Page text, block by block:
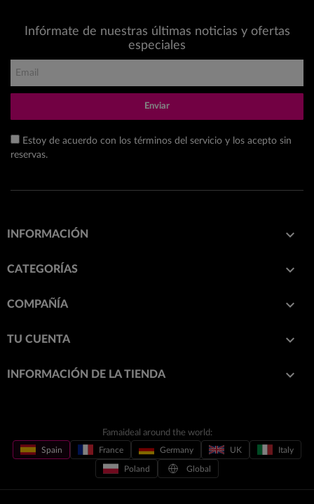
Infórmate de nuestras últimas noticias y ofertas
especiales
Enviar
Estoy de acuerdo con los términos del servicio y los acepto sin
reservas.
INFORMACIÓN 
CATEGORÍAS 
COMPAÑÍA 
TU CUENTA 
INFORMACIÓN DE LA TIENDA keyboard_arrow_down
Famaideal around the world:
Spain France Germany UK Italy
Poland Global